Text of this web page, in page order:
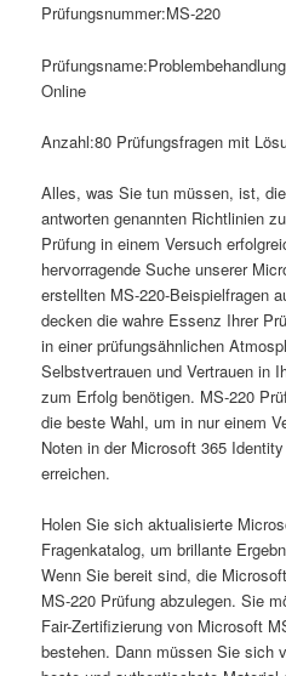
Prüfungsnummer:MS-220
Online
Anzahl:80 Prüfungsfragen mit
Alles, was Sie tun müssen, ist,
antworten genannten Richtlinien
Prüfung in einem Versuch
hervorragende Suche unserer
erstellten MS-220-Beispielfragen
decken die wahre Essenz Ihrer
in einer prüfungsähnlichen
Selbstvertrauen und Vertrauen in
zum Erfolg benötigen. MS-220
die beste Wahl, um in nur einem
Noten in der Microsoft 365
erreichen.
Holen Sie sich aktualisierte
Fragenkatalog, um brillante
Wenn Sie bereit sind, die
MS-220 Prüfung abzulegen. Sie
Fair-Zertifizierung von Microsoft
bestehen. Dann müssen Sie sich